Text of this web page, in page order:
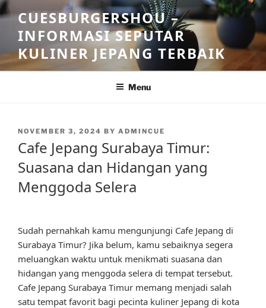
Skip
to
content
CUESBURGERSHOU –
INFORMASI SEPUTAR
KULINER JEPANG TERBAIK
Menu
POSTED
NOVEMBER 3, 2024 BY ADMINCUE
Cafe Jepang Surabaya Timur:
Suasana dan Hidangan yang
Menggoda Selera
Sudah pernahkah kamu mengunjungi Cafe Jepang di
Surabaya Timur? Jika belum, kamu sebaiknya segera
meluangkan waktu untuk menikmati suasana dan
hidangan yang menggoda selera di tempat tersebut.
Cafe Jepang Surabaya Timur memang menjadi salah
satu tempat favorit bagi pecinta kuliner Jepang di kota